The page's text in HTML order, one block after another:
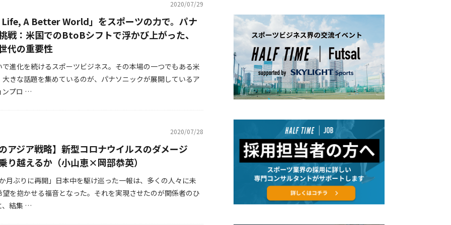
2020/07/29
A Better World」をスポーツの力で。パナ
戦：米国でのBtoBシフトで浮かび上がった、
代の重要性
進化を続けるスポーツビジネス。その本場の一つでもある米
きな話題を集めているのが、パナソニックが展開しているア
ンプロ …
2020/07/28
アジア戦略】新型コロナウイルスのダメージ
り越えるか（小山恵×岡部恭英）
月ぶりに再開」日本中を駆け巡った一報は、多くの人々に未
を抱かせる福音となった。それを実現させたのが関係者のひ
、結集 …